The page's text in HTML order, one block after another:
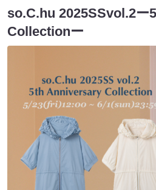
so.C.hu 2025SSvol.2
Collectionー